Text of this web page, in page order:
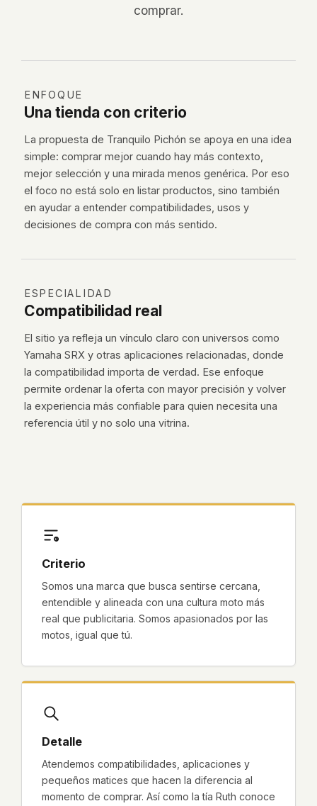
comprar.
ENFOQUE
Una tienda con criterio
La propuesta de Tranquilo Pichón se apoya en una idea
simple: comprar mejor cuando hay más contexto,
mejor selección y una mirada menos genérica. Por eso
el foco no está solo en listar productos, sino también
en ayudar a entender compatibilidades, usos y
decisiones de compra con más sentido.
ESPECIALIDAD
Compatibilidad real
El sitio ya refleja un vínculo claro con universos como
Yamaha SRX y otras aplicaciones relacionadas, donde
la compatibilidad importa de verdad. Ese enfoque
permite ordenar la oferta con mayor precisión y volver
la experiencia más confiable para quien necesita una
referencia útil y no solo una vitrina.
Criterio
Somos una marca que busca sentirse cercana,
entendible y alineada con una cultura moto más
real que publicitaria. Somos apasionados por las
motos, igual que tú.
Detalle
Atendemos compatibilidades, aplicaciones y
pequeños matices que hacen la diferencia al
momento de comprar. Así como la tía Ruth conoce